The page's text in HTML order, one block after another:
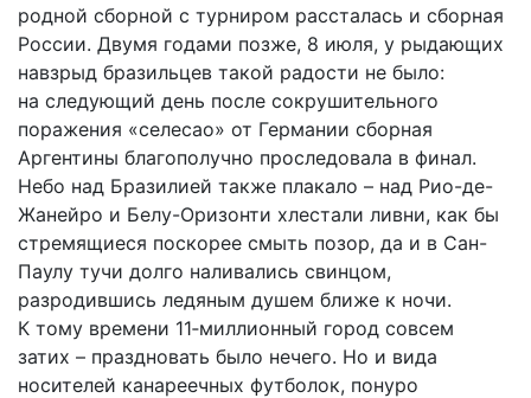
родной сборной с турниром рассталась и сборная
России. Двумя годами позже, 8 июля, у рыдающих
навзрыд бразильцев такой радости не было:
на следующий день после сокрушительного
поражения «селесао» от Германии сборная
Аргентины благополучно проследовала в финал.
Небо над Бразилией также плакало – над Рио-де-
Жанейро и Белу-Оризонти хлестали ливни, как бы
стремящиеся поскорее смыть позор, да и в Сан-
Паулу тучи долго наливались свинцом,
разродившись ледяным душем ближе к ночи.
К тому времени 11‑миллионный город совсем
затих – праздновать было нечего. Но и вида
носителей канареечных футболок, понуро